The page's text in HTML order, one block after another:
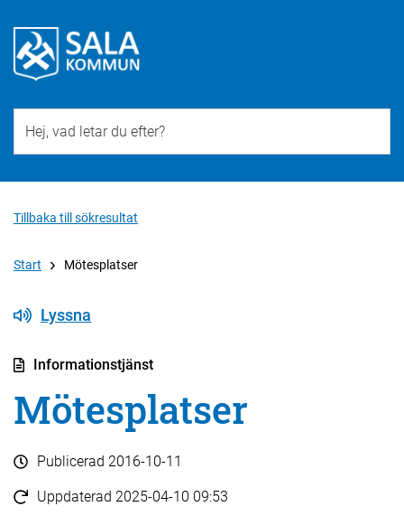
Tillbaka till sökresultat
Start Mötesplatser
Lyssna
Informationstjänst
Mötesplatser
Publicerad 2016-10-11
Uppdaterad 2025-04-10 09:53